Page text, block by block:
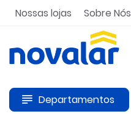
Nossas lojas Sobre Nós
Departamentos